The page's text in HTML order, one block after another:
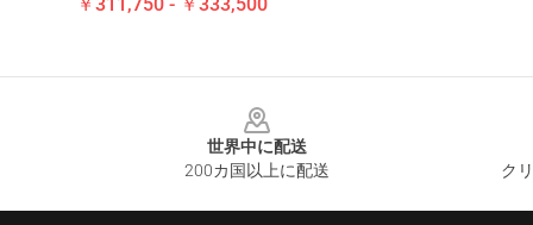
世界中に配送
200カ国以上に配送
ク